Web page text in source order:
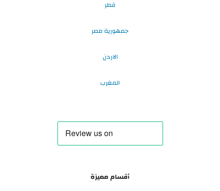
قطر
جمهورية مصر
الاردن
المغرب
أقسام مميزة